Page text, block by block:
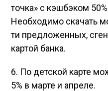
точка» с кэшбэком
Необходимо скачать
ти предложенных,
картой банка.
6. По детской карте
5% в марте и апреле.